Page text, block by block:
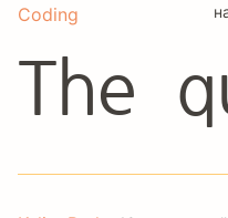
Coding
The